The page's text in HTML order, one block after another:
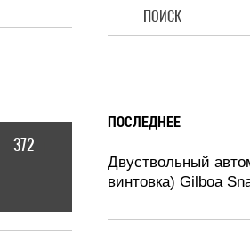
ПОИСК
372
ПОСЛЕДНЕЕ
Двуствольный
винтовка) Gilboa